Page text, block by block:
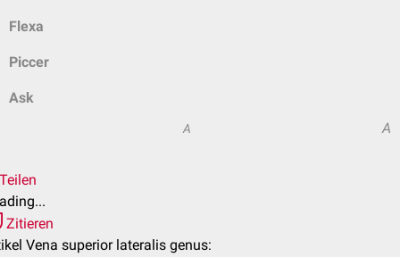
Flexa
Piccer
Ask
A A
Teilen
Zitieren
Vena superior lateralis genus: